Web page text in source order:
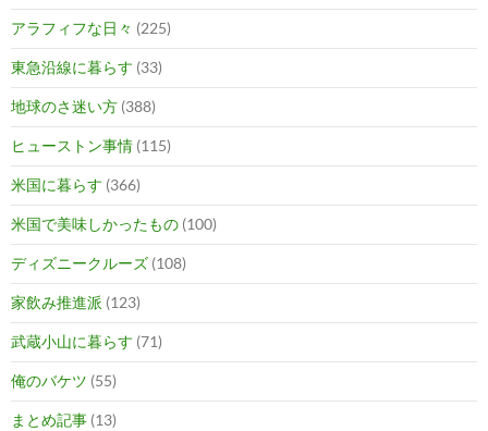
アラフィフな日々 (225)
東急沿線に暮らす (33)
地球のさ迷い方 (388)
ヒューストン事情 (115)
米国に暮らす (366)
米国で美味しかったもの (100)
ディズニークルーズ (108)
家飲み推進派 (123)
武蔵小山に暮らす (71)
俺のバケツ (55)
まとめ記事 (13)